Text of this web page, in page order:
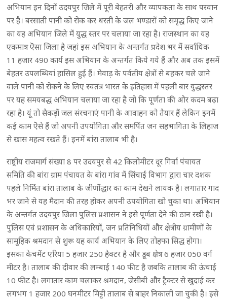
अभियान इन दिनों उदयपुर जिले में पूरी बेहतरी और व्यापकता के साथ परवान
पर है। बरसाती पानी को रोक कर धरती के जल भण्डारों को समृद्ध किए जाने
का यह अभियान जिले में युद्ध स्तर पर चलाया जा रहा है। राजस्थान का यह
एकमात्र ऎसा जिला है जहां इस अभियान के अन्तर्गत प्रदेश भर मेंं सर्वाधिक
11 हजार 490 कार्य इस अभियान के अन्तर्गत किये गये हैं और अब तक इसमें
बेहतर उपलब्धियां हासिल हुई हैं। मेवाड़ के पर्वतीय क्षेत्रों से बहकर चले जाने
वाले पानी को रोकने के लिए स्वतंत्र भारत के इतिहास में पहली बार युद्धस्तर
पर यह समयबद्ध अभियान चलाया जा रहा है जो कि पूर्णता की ओर कदम बढ़ा
रहा है। यूं तो सैकड़ों जल संरचनाएं पानी के आवाहन को तैयार हैं लेकिन इनमें
कई काम ऎसे हैं जो अपनी उपयोगिता और समर्पित जन सहभागिता के लिहाज
से खास महत्व रखते हैं। इनमें बांरा तालाब भी है।
राष्ट्रीय राजमार्ग संख्या 8 पर उदयपुर से 42 किलोमीटर दूर गिर्वा पंचायत
समिति की बांरा ग्राम पंचायत के बांरा गांव में सिंचाई विभाग द्वारा चार दशक
पहले निर्मित बांरा तालाब के जीर्णोद्धार का काम देखने लायक है। लगातार गाद
भर जाने से यह मैदान की तरह होकर अपनी उपयोगिता खो चुका था। अभियान
के अन्तर्गत उदयपुर जिला पुलिस प्रशासन ने इसे पूर्णता देने की ठान रखी है।
पुलिस एवं प्रशासन के अधिकारियों, जन प्रतिनिधियों और क्षेत्रीय ग्रामीणाें के
सामूहिक श्रमदान से शुरू यह कार्य अभियान के लिए तोहफा सिद्ध होगा।
इसका केचमेंट एरिया 5 हजार 250 हैक्टर है और डूब क्षेत्र 6 हजार 050 वर्ग
मीटर है। तालाब की दीवार की लम्बाई 140 फीट है जबकि तालाब की ऊंचाई
10 फीट है। लगातार काम चलाकर श्रमदान, जेसीबी और ट्रैक्टर से खुदाई कर
लगभग 1 हजार 200 घनमीटर मिट्टी तालाब से बाहर निकाली जा चुकी है। इसे